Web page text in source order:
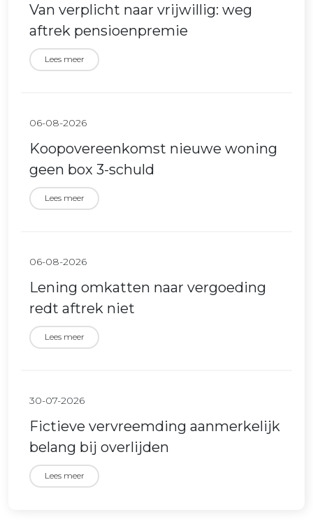
Van verplicht naar vrijwillig: weg
aftrek pensioenpremie
Lees meer
06-08-2026
Koopovereenkomst nieuwe woning
geen box 3-schuld
Lees meer
06-08-2026
Lening omkatten naar vergoeding
redt aftrek niet
Lees meer
30-07-2026
Fictieve vervreemding aanmerkelijk
belang bij overlijden
Lees meer